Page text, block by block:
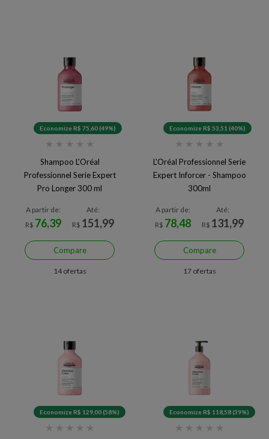
Economize R$ 75,60 (49%)
★ ★ ★ ★ ★
Shampoo L'Oréal
Professionnel Serie Expert
Pro Longer 300 ml
A partir de:
R$ 76,39
Até:
R$ 151,99
Compare
14 ofertas
Economize R$ 53,51 (40%)
★ ★ ★ ★ ★
L'Oréal Professionnel Serie
Expert Inforcer - Shampoo
300ml
A partir de:
R$ 78,48
Até:
R$ 131,99
Compare
17 ofertas
Economize R$ 129,00 (58%)
★ ★ ★ ★ ★
Economize R$ 118,58 (39%)
★ ★ ★ ★ ★